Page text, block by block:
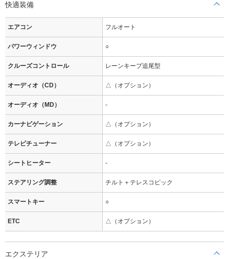
快適装備
エアコン フルオート
パワーウィンドウ ○
クルーズコントロール レーンキープ追尾型
オーディオ（CD） △（オプション）
オーディオ（MD） -
カーナビゲーション △（オプション）
テレビチューナー △（オプション）
シートヒーター -
ステアリング調整 チルト＋テレスコピック
スマートキー ○
ETC △（オプション）
エクステリア